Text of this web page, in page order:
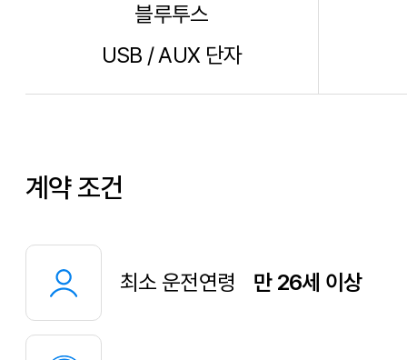
블루투스
USB / AUX 단자
계약 조건
최소 운전연령 만 26세 이상